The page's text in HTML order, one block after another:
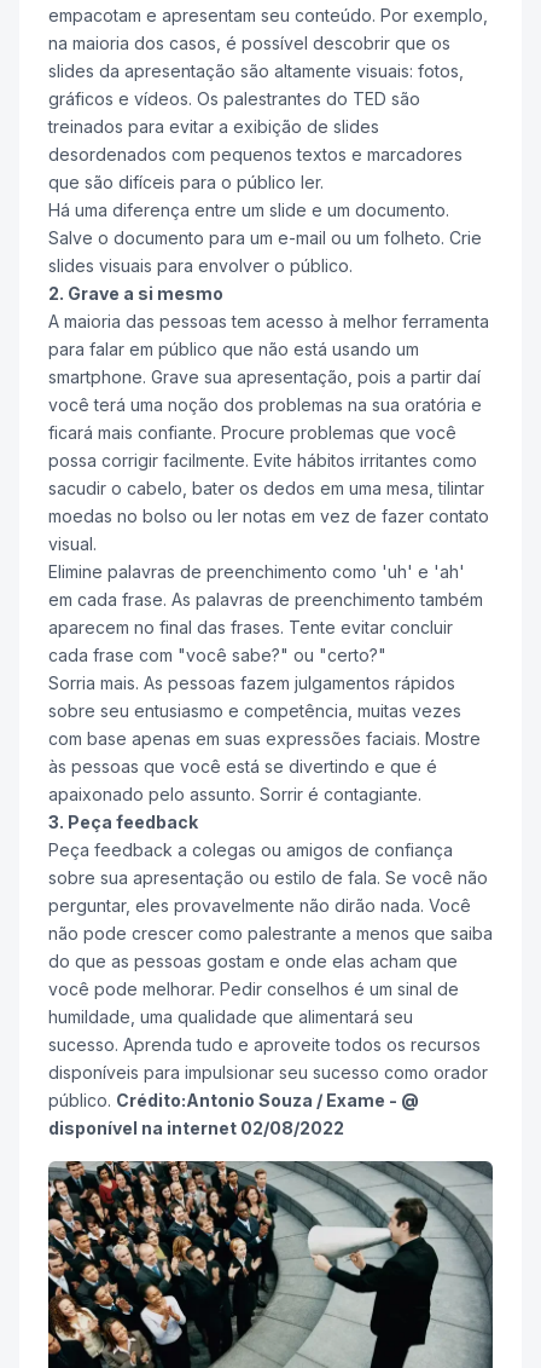
empacotam e apresentam seu conteúdo. Por exemplo,
na maioria dos casos, é possível descobrir que os
slides da apresentação são altamente visuais: fotos,
gráficos e vídeos. Os palestrantes do TED são
treinados para evitar a exibição de slides
desordenados com pequenos textos e marcadores
que são difíceis para o público ler.
Há uma diferença entre um slide e um documento.
Salve o documento para um e-mail ou um folheto. Crie
slides visuais para envolver o público.
2. Grave a si mesmo
A maioria das pessoas tem acesso à melhor ferramenta
para falar em público que não está usando um
smartphone. Grave sua apresentação, pois a partir daí
você terá uma noção dos problemas na sua oratória e
ficará mais confiante. Procure problemas que você
possa corrigir facilmente. Evite hábitos irritantes como
sacudir o cabelo, bater os dedos em uma mesa, tilintar
moedas no bolso ou ler notas em vez de fazer contato
visual.
Elimine palavras de preenchimento como 'uh' e 'ah'
em cada frase. As palavras de preenchimento também
aparecem no final das frases. Tente evitar concluir
cada frase com "você sabe?" ou "certo?"
Sorria mais. As pessoas fazem julgamentos rápidos
sobre seu entusiasmo e competência, muitas vezes
com base apenas em suas expressões faciais. Mostre
às pessoas que você está se divertindo e que é
apaixonado pelo assunto. Sorrir é contagiante.
3. Peça feedback
Peça feedback a colegas ou amigos de confiança
sobre sua apresentação ou estilo de fala. Se você não
perguntar, eles provavelmente não dirão nada. Você
não pode crescer como palestrante a menos que saiba
do que as pessoas gostam e onde elas acham que
você pode melhorar. Pedir conselhos é um sinal de
humildade, uma qualidade que alimentará seu
sucesso. Aprenda tudo e aproveite todos os recursos
disponíveis para impulsionar seu sucesso como orador
público. Crédito:Antonio Souza / Exame - @
disponível na internet 02/08/2022